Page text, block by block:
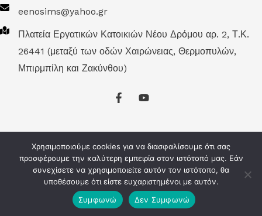
eenosims@yahoo.gr
Πλατεία Εργατικών Κατοικιών Νέου Δρόμου αρ. 2, Τ.Κ.
26441 (μεταξύ των οδών Χαιρώνειας, Θερμοπυλών,
Μπιρμπίλη και Ζακύνθου)
Πνευματική Ιδιοκτησία © 2026 Ε.Ε.Α.Σ.Κ.Π. | Αναπτύχθηκε
απόComputer Key
Χρησιμοποιούμε cookies για να διασφαλίσουμε ότι σας
προσφέρουμε την καλύτερη εμπειρία στον ιστότοπό μας. Εάν
συνεχίσετε να χρησιμοποιείτε αυτόν τον ιστότοπο, θα
υποθέσουμε ότι είστε ευχαριστημένοι με αυτόν.
Συμφωνώ
Δεν Συμφωνώ